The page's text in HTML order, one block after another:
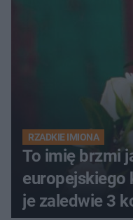
RZADKIE IMIONA
To imię brzmi
europejskiego
je zaledwie 3